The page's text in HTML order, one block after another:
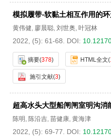
模拟履带-软黏土相互作用的
黄伟健, 廖晨聪, 刘世奥, 叶冠林
2022, (5): 61-68. DOI:
摘要(378) HTML全文(
施引文献(3)
超高水头大型船闸闸室明沟消
陈明 , 陈沿吉, 苗健康, 黄海津
2022, (5): 69-77. DOI: